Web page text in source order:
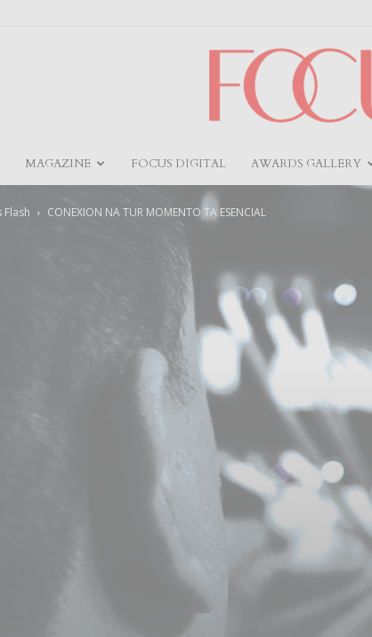
MAGAZINE FOCUS DIGITAL AWARDS GALLERY
Flash CONEXION NA TUR MOMENTO TA ESENCIAL